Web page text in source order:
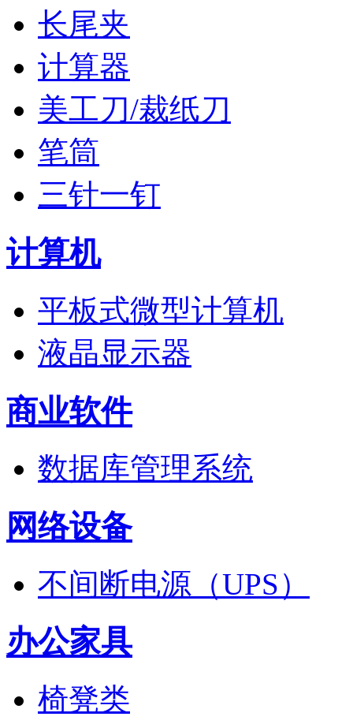
长尾夹
计算器
美工刀/裁纸刀
笔筒
三针一钉
计算机
平板式微型计算机
液晶显示器
商业软件
数据库管理系统
网络设备
不间断电源（UPS）
办公家具
椅凳类